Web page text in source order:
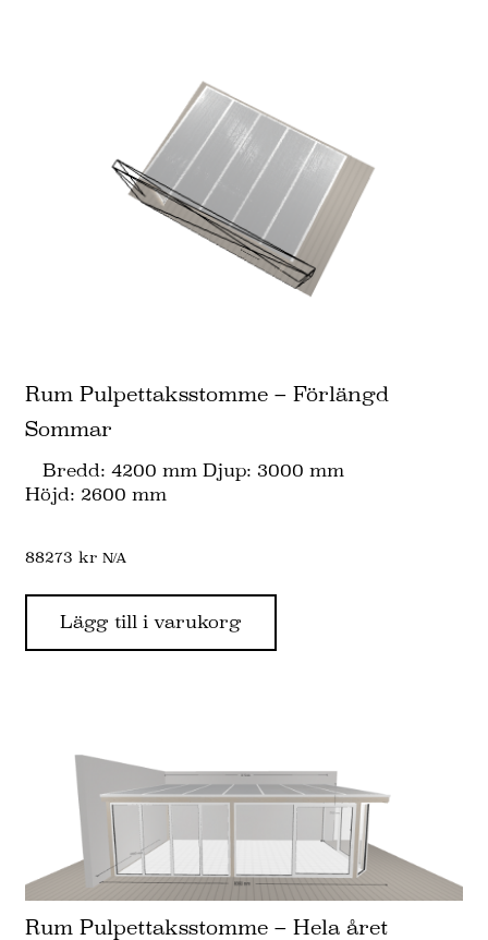
Rum Pulpettaksstomme – Förlängd
Sommar
Bredd: 4200 mm Djup: 3000 mm
Höjd: 2600 mm
88273kr N/A
Lägg till i varukorg
Rum Pulpettaksstomme – Hela året